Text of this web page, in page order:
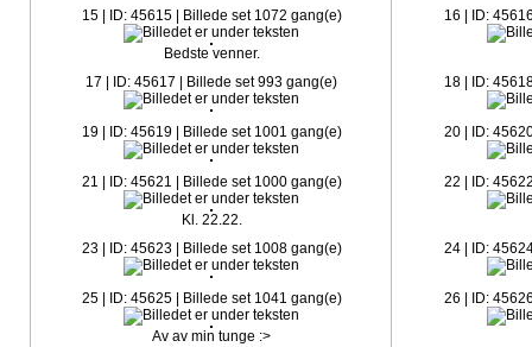
15 | ID: 45615 | Billede set 1072 gang(e)
Bedste venner.
16 | ID:
17 | ID: 45617 | Billede set 993 gang(e) 18 | ID:
19 | ID: 45619 | Billede set 1001 gang(e) 20 | ID:
21 | ID: 45621 | Billede set 1000 gang(e)
Kl. 22.22.
22 | ID:
23 | ID: 45623 | Billede set 1008 gang(e) 24 | ID:
25 | ID: 45625 | Billede set 1041 gang(e)
Av av min tunge :>
26 | ID: